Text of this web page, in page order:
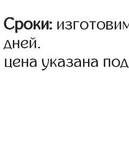
Сроки:
дней.
цена указана